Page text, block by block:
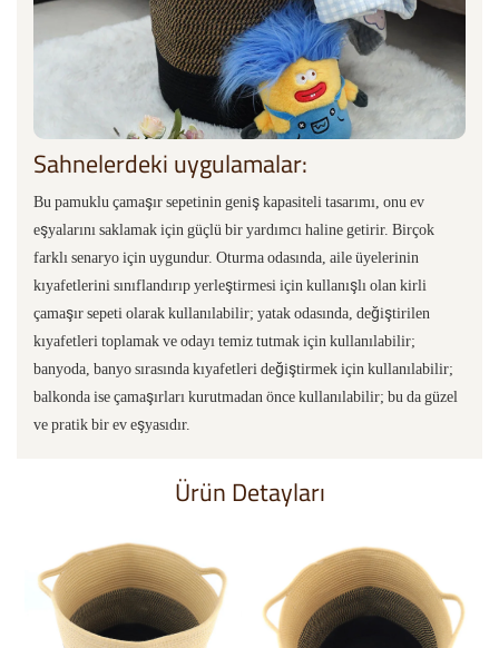
Sahnelerdeki uygulamalar:
Bu pamuklu çamaşır sepetinin geniş kapasiteli tasarımı, onu ev
eşyalarını saklamak için güçlü bir yardımcı haline getirir. Birçok
farklı senaryo için uygundur. Oturma odasında, aile üyelerinin
kıyafetlerini sınıflandırıp yerleştirmesi için kullanışlı olan kirli
çamaşır sepeti olarak kullanılabilir; yatak odasında, değiştirilen
kıyafetleri toplamak ve odayı temiz tutmak için kullanılabilir;
banyoda, banyo sırasında kıyafetleri değiştirmek için kullanılabilir;
balkonda ise çamaşırları kurutmadan önce kullanılabilir; bu da güzel
ve pratik bir ev eşyasıdır.
Ürün Detayları